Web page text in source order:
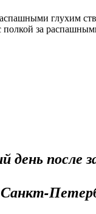
глухим
за
после